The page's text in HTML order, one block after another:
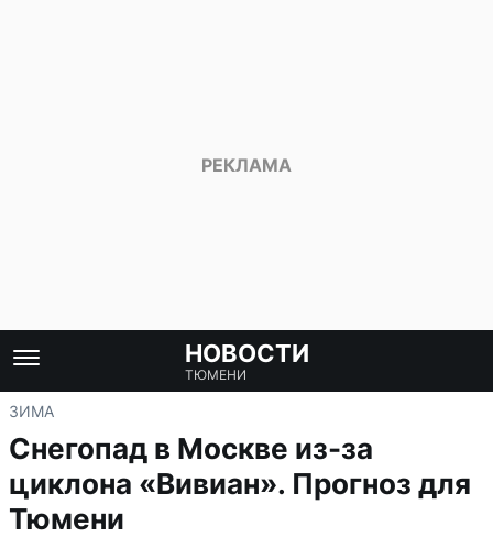
НОВОСТИ
ТЮМЕНИ
ЗИМА
Снегопад в Москве из-за
циклона «Вивиан». Прогноз для
Тюмени